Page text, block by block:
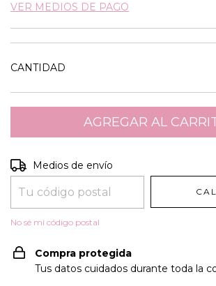
VER MEDIOS DE PAGO
CANTIDAD
Entregas para el CP:
Medios de envío
No sé mi código postal
Compra protegida
Tus datos cuidados durante toda la